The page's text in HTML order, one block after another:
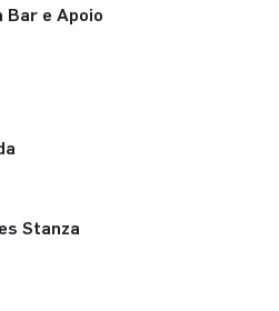
Bar e Apoio
Stanza